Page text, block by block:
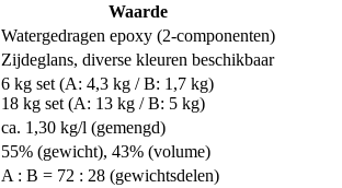
Waarde
Watergedragen epoxy (2-componenten)
Zijdeglans, diverse kleuren beschikbaar
6 kg set (A: 4,3 kg / B: 1,7 kg)
18 kg set (A: 13 kg / B: 5 kg)
ca. 1,30 kg/l (gemengd)
55% (gewicht), 43% (volume)
A : B = 72 : 28 (gewichtsdelen)